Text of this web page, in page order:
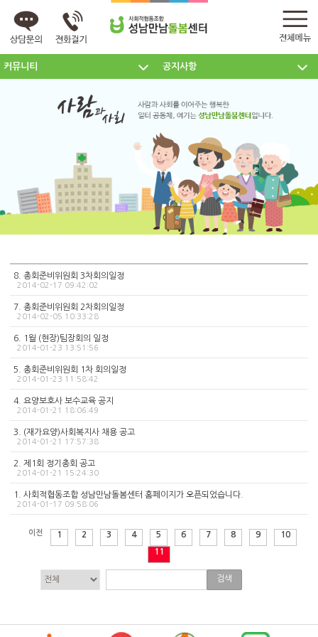
커뮤니티 공지사항
8. 총회준비위원회 3차회의일정
2014-02-17 09:42:02
7. 총회준비위원회 2차회의일정
2014-02-05 10:33:28
6. 1월 (현장)팀장회의 일정
2014-01-23 13:51:56
5. 총회준비위원회 1차 회의일정
2014-01-23 11:58:42
4. 요양보호사 보수교육 공지
2014-01-21 18:06:49
3. (재가요양)사회복지사 채용 공고
2014-01-21 17:57:38
2. 제1회 정기총회 공고
2014-01-21 15:24:30
1. 사회적협동조합 성남만남돌봄센터 홈페이지가 오픈되었습니다.
2014-01-17 09:58:06
이전 1 2 3 4 5 6 7 8 9
10
11
검색